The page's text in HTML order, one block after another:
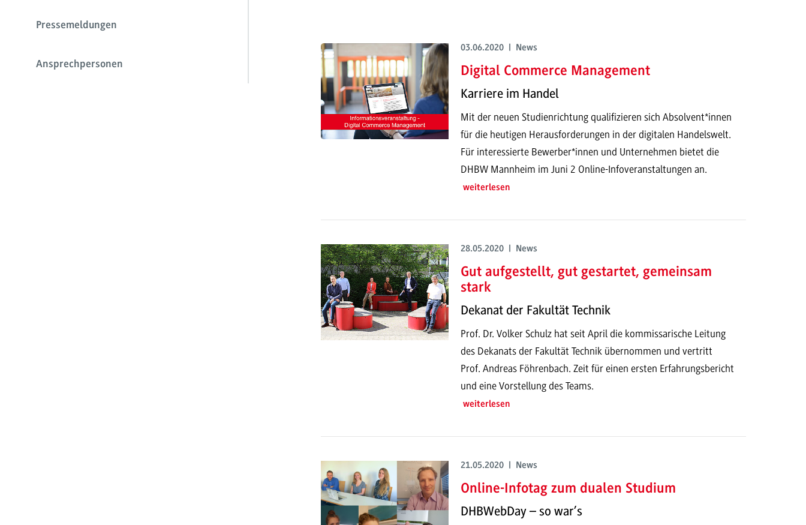
Pressemeldungen
Ansprechpersonen
03.06.2020 | News
Digital Commerce Management
Karriere im Handel
Mit der neuen Studienrichtung qualifizieren sich Absolvent*innen
für die heutigen Herausforderungen in der digitalen Handelswelt.
Für interessierte Bewerber*innen und Unternehmen bietet die
DHBW Mannheim im Juni 2 Online-Infoveranstaltungen an.
weiterlesen
28.05.2020 | News
Gut aufgestellt, gut gestartet, gemeinsam
stark
Dekanat der Fakultät Technik
Prof. Dr. Volker Schulz hat seit April die kommissarische Leitung
des Dekanats der Fakultät Technik übernommen und vertritt
Prof. Andreas Föhrenbach. Zeit für einen ersten Erfahrungsbericht
und eine Vorstellung des Teams.
weiterlesen
21.05.2020 | News
Online-Infotag zum dualen Studium
DHBWebDay – so war’s